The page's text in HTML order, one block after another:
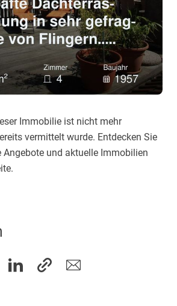
Immobilie ist nicht mehr
vermittelt wurde. Entdecken Sie
Angebote und aktuelle Immobilien